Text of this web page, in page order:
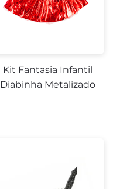
Kit Fantasia Infantil
Diabinha Metalizado